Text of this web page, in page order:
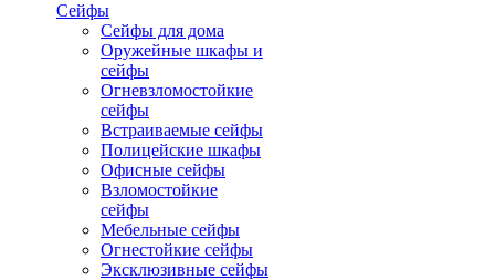
Сейфы
Сейфы для дома
Оружейные шкафы и
сейфы
Огневзломостойкие
сейфы
Встраиваемые сейфы
Полицейские шкафы
Офисные сейфы
Взломостойкие
сейфы
Мебельные сейфы
Огнестойкие сейфы
Эксклюзивные сейфы